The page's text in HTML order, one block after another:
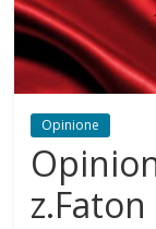
Opinione